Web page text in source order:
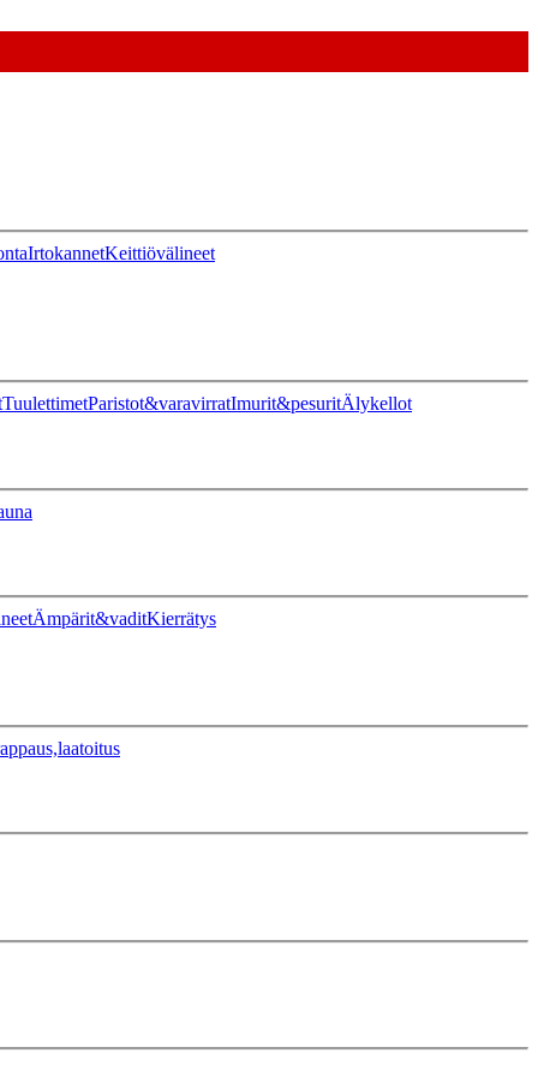
IrtokannetKeittiövälineet
TuulettimetParistot&varavirratImurit&pesuritÄlykellot
Ämpärit&vaditKierrätys